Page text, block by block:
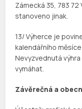
Zámecká 35, 783
stanoveno jinak.
13/ Výherce je
kalendářního
Nevyzvednutá
vymáhat.
Závěrečná a